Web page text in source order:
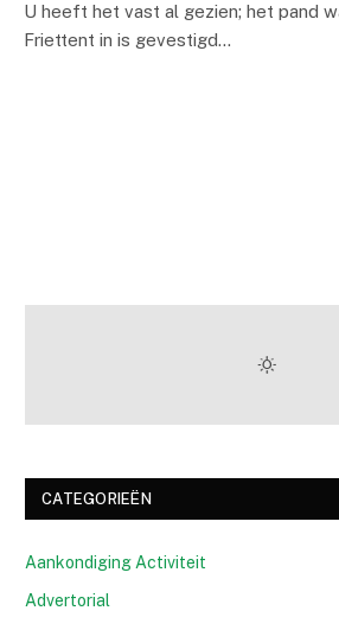
U heeft het vast al gezien; het pand
Friettent in is gevestigd…
CATEGORIEËN
Aankondiging Activiteit
Advertorial